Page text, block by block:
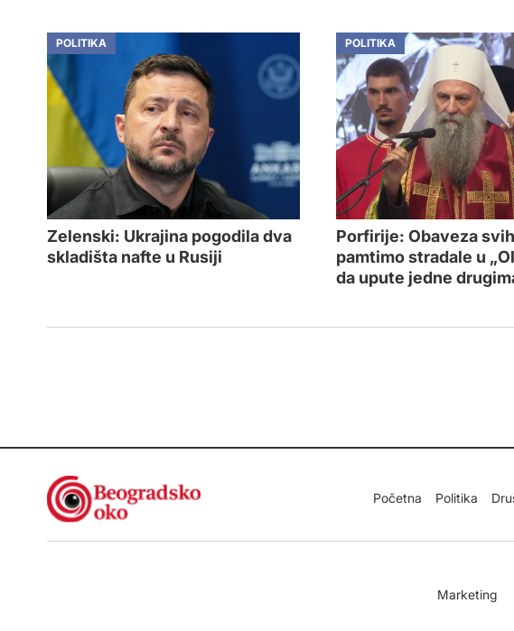
POLITIKA
Zelenski: Ukrajina pogodila dva
skladišta nafte u Rusiji
POLITIKA
Porfirije: Obaveza
pamtimo stradale u
da upute jedne
Početna Politika
Marketing